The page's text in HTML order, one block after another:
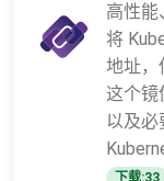
高性能
将
地址，
这个镜
以及必
下载:33